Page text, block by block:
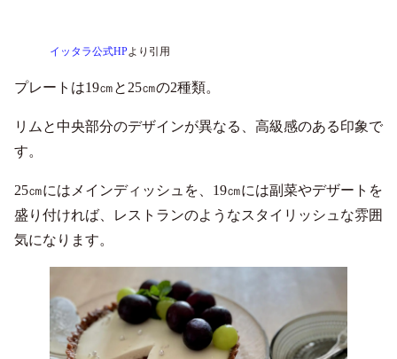
イッタラ公式HPより引用
プレートは19㎝と25㎝の2種類。
リムと中央部分のデザインが異なる、高級感のある印象で
す。
25㎝にはメインディッシュを、19㎝には副菜やデザートを
盛り付ければ、レストランのようなスタイリッシュな雰囲
気になります。